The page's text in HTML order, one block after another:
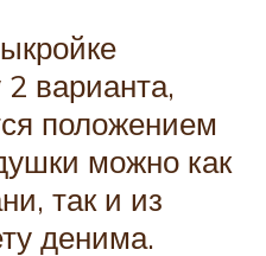
варианта,
положением
можно как
так и из
денима.